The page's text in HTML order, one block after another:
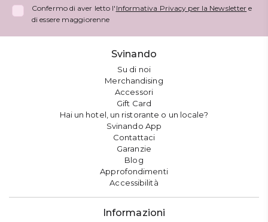
Confermo di aver letto l' Informativa Privacy per la Newsletter e
di essere maggiorenne
Svinando
Su di noi
Merchandising
Accessori
Gift Card
Hai un hotel, un ristorante o un locale?
Svinando App
Contattaci
Garanzie
Blog
Approfondimenti
Accessibilità
Informazioni